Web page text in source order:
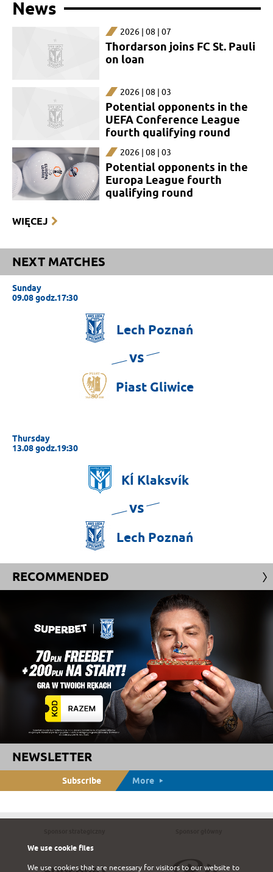
News
2026 | 08 | 07
Thordarson joins FC St. Pauli
on loan
2026 | 08 | 03
Potential opponents in the
UEFA Conference League
fourth qualifying round
2026 | 08 | 03
Potential opponents in the
Europa League fourth
qualifying round
WIĘCEJ
NEXT MATCHES
Sunday
09.08 godz.17:30
Lech Poznań
vs
Piast Gliwice
Thursday
13.08 godz.19:30
KÍ Klaksvík
vs
Lech Poznań
RECOMMENDED
NEWSLETTER
Subscribe More
We use cookie files
We use cookies that are necessary for visitors to our website to